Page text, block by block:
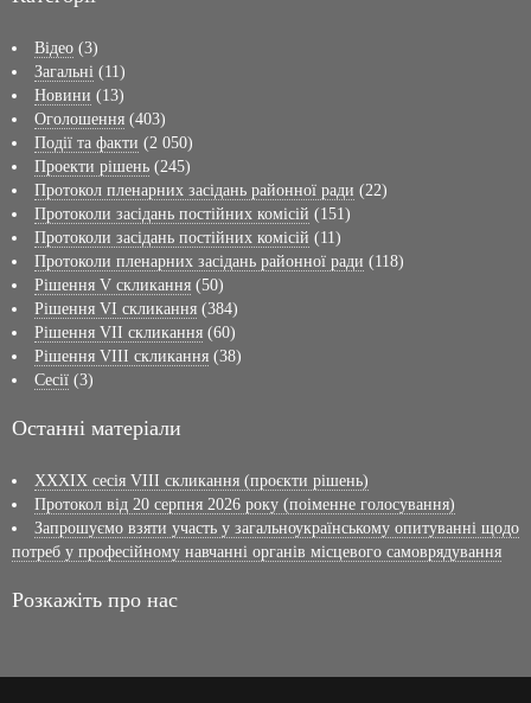
Відео (3)
Загальні (11)
Новини (13)
Оголошення (403)
Події та факти (2 050)
Проекти рішень (245)
Протокол пленарних засідань районної ради (22)
Протоколи засідань постійних комісій (151)
Протоколи засідань постійних комісій (11)
Протоколи пленарних засідань районної ради (118)
Рішення V скликання (50)
Рішення VI скликання (384)
Рішення VII скликання (60)
Рішення VIII скликання (38)
Сесії (3)
Останні матеріали
XXXIX сесія VІІI скликання (проєкти рішень)
Протокол від 20 серпня 2026 року (поіменне голосування)
Запрошуємо взяти участь у загальноукраїнському опитуванні щодо
потреб у професійному навчанні органів місцевого самоврядування
Розкажіть про нас